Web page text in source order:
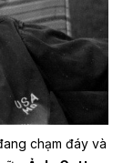
chạm đáy và